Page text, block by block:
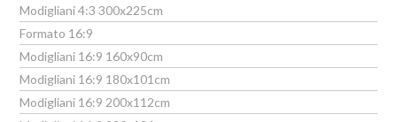
Modigliani 4:3 300x225cm
Formato 16:9
Modigliani 16:9 160x90cm
Modigliani 16:9 180x101cm
Modigliani 16:9 200x112cm